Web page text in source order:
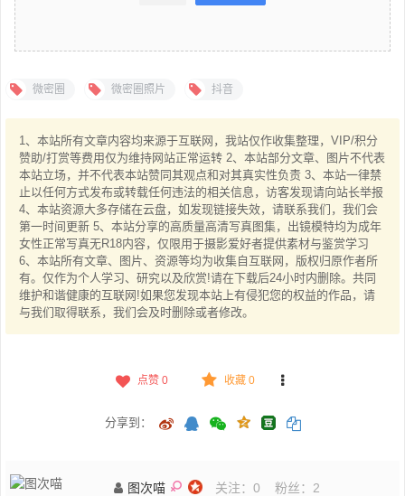
微密圈 微密圈照片 抖音
1、本站所有文章内容均来源于互联网，我站仅作收集整理，VIP/积分
赞助/打赏等费用仅为维持网站正常运转 2、本站部分文章、图片不代表
本站立场，并不代表本站赞同其观点和对其真实性负责 3、本站一律禁
止以任何方式发布或转载任何违法的相关信息，访客发现请向站长举报
4、本站资源大多存储在云盘，如发现链接失效，请联系我们，我们会
第一时间更新 5、本站分享的高质量高清写真图集，出镜模特均为成年
女性正常写真无R18内容，仅限用于摄影爱好者提供素材与鉴赏学习
6、本站所有文章、图片、资源等均为收集自互联网，版权归原作者所
有。仅作为个人学习、研究以及欣赏!请在下载后24小时内删除。共同
维护和谐健康的互联网!如果您发现本站上有侵犯您的权益的作品，请
与我们取得联系，我们会及时删除或者修改。
点赞 0 收藏 0
分享到：
图次喵 关注： 0 粉丝： 2